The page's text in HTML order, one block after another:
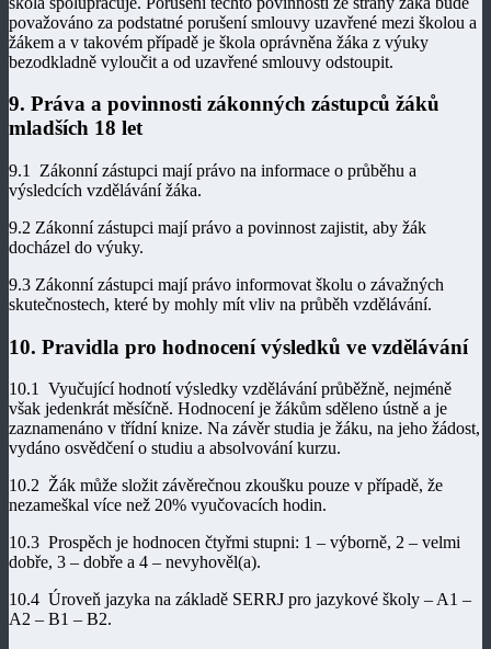
považováno za podstatné porušení smlouvy uzavřené mezi školou a
žákem a v takovém případě je škola oprávněna žáka z výuky
bezodkladně vyloučit a od uzavřené smlouvy odstoupit.
9. Práva a povinnosti zákonných zástupců žáků
mladších 18 let
9.1 Zákonní zástupci mají právo na informace o průběhu a
výsledcích vzdělávání žáka.
9.2 Zákonní zástupci mají právo a povinnost zajistit, aby žák
docházel do výuky.
9.3 Zákonní zástupci mají právo informovat školu o závažných
skutečnostech, které by mohly mít vliv na průběh vzdělávání.
10. Pravidla pro hodnocení výsledků ve vzdělávání
10.1 Vyučující hodnotí výsledky vzdělávání průběžně, nejméně
však jedenkrát měsíčně. Hodnocení je žákům sděleno ústně a je
zaznamenáno v třídní knize. Na závěr studia je žáku, na jeho žádost,
vydáno osvědčení o studiu a absolvování kurzu.
10.2 Žák může složit závěrečnou zkoušku pouze v případě, že
nezameškal více než 20% vyučovacích hodin.
10.3 Prospěch je hodnocen čtyřmi stupni: 1 – výborně, 2 – velmi
dobře, 3 – dobře a 4 – nevyhověl(a).
10.4 Úroveň jazyka na základě SERRJ pro jazykové školy – A1 –
A2 – B1 – B2.